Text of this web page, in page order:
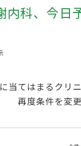
内科、今日
当てはまるクリ
再度条件を変